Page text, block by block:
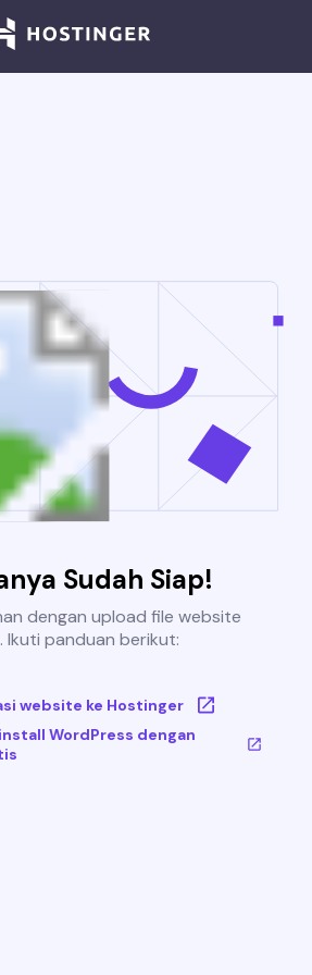
Sudah Siap!
dengan upload file website
Ikuti panduan berikut:
website ke Hostinger
WordPress dengan